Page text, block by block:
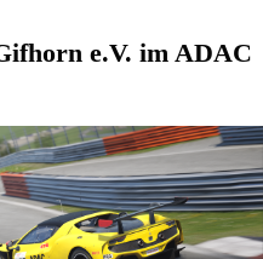
e.V. im ADAC